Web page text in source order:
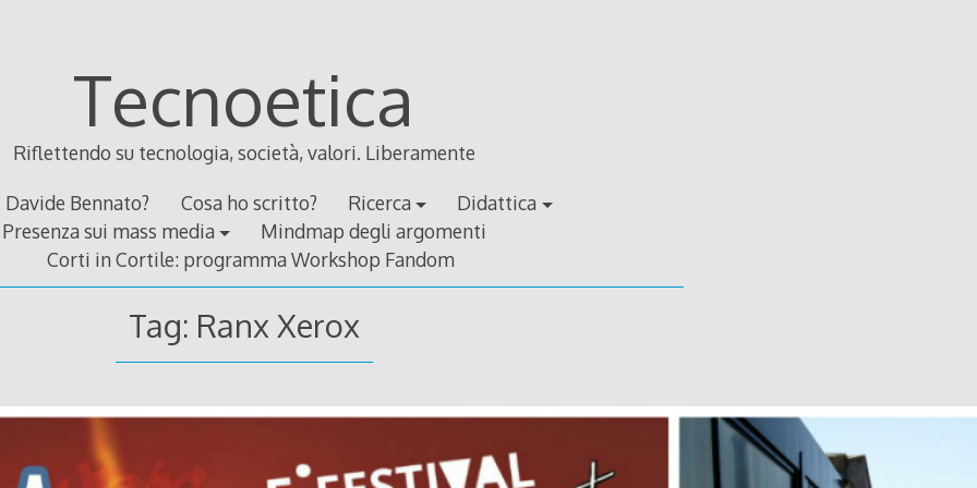
Tecnoetica
Riflettendo su tecnologia, società, valori. Liberamente
Davide Bennato? Cosa ho scritto? Ricerca
Didattica
Presenza sui mass media
Mindmap degli argomenti
Corti in Cortile: programma Workshop Fandom
Tag: Ranx Xerox